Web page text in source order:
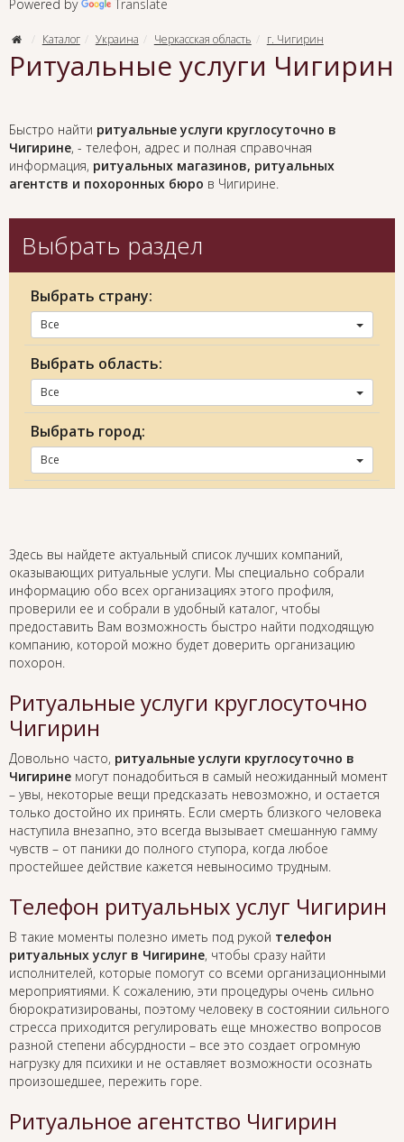
Powered by Translate
Каталог Украина Черкасская область г. Чигирин
Ритуальные услуги Чигирин
Быстро найти ритуальные услуги круглосуточно в
Чигирине, - телефон, адрес и полная справочная
информация, ритуальных магазинов, ритуальных
агентств и похоронных бюро в Чигирине.
Выбрать раздел
Выбрать страну:
Все
Выбрать область:
Все
Выбрать город:
Все
Здесь вы найдете актуальный список лучших компаний,
оказывающих ритуальные услуги. Мы специально собрали
информацию обо всех организациях этого профиля,
проверили ее и собрали в удобный каталог, чтобы
предоставить Вам возможность быстро найти подходящую
компанию, которой можно будет доверить организацию
похорон.
Ритуальные услуги круглосуточно
Чигирин
Довольно часто, ритуальные услуги круглосуточно в
Чигирине могут понадобиться в самый неожиданный момент
– увы, некоторые вещи предсказать невозможно, и остается
только достойно их принять. Если смерть близкого человека
наступила внезапно, это всегда вызывает смешанную гамму
чувств – от паники до полного ступора, когда любое
простейшее действие кажется невыносимо трудным.
Телефон ритуальных услуг Чигирин
В такие моменты полезно иметь под рукой телефон
ритуальных услуг в Чигирине, чтобы сразу найти
исполнителей, которые помогут со всеми организационными
мероприятиями. К сожалению, эти процедуры очень сильно
бюрократизированы, поэтому человеку в состоянии сильного
стресса приходится регулировать еще множество вопросов
разной степени абсурдности – все это создает огромную
нагрузку для психики и не оставляет возможности осознать
произошедшее, пережить горе.
Ритуальное агентство Чигирин